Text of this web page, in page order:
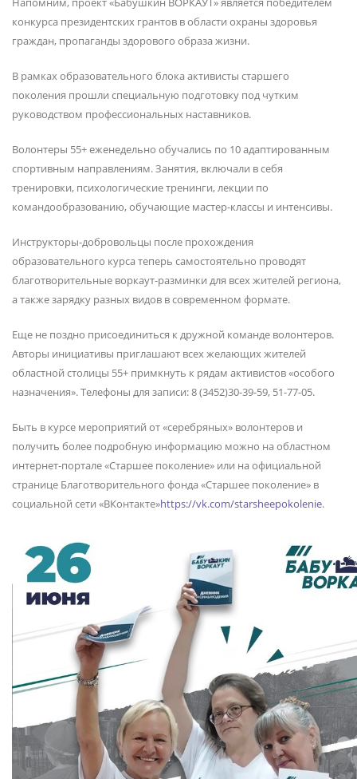
конкурса президентских грантов в области охраны здоровья
граждан, пропаганды здорового образа жизни.
В рамках образовательного блока активисты старшего
поколения прошли специальную подготовку под чутким
руководством профессиональных наставников.
Волонтеры 55+ еженедельно обучались по 10 адаптированным
спортивным направлениям. Занятия, включали в себя
тренировки, психологические тренинги, лекции по
командообразованию, обучающие мастер-классы и интенсивы.
Инструкторы-добровольцы после прохождения
образовательного курса теперь самостоятельно проводят
благотворительные воркаут-разминки для всех жителей региона,
а также зарядку разных видов в современном формате.
Еще не поздно присоединиться к дружной команде волонтеров.
Авторы инициативы приглашают всех желающих жителей
областной столицы 55+ примкнуть к рядам активистов «особого
назначения». Телефоны для записи: 8 (3452)30-39-59, 51-77-05.
Быть в курсе мероприятий от «серебряных» волонтеров и
получить более подробную информацию можно на областном
интернет-портале «Старшее поколение» или на официальной
странице Благотворительного фонда «Старшее поколение» в
социальной сети «ВКонтакте»https://vk.com/starsheepokolenie.